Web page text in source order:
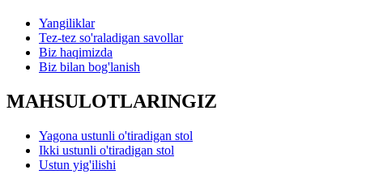
Yangiliklar
Tez-tez so'raladigan savollar
Biz haqimizda
Biz bilan bog'lanish
MAHSULOTLARINGIZ
Yagona ustunli o'tiradigan stol
Ikki ustunli o'tiradigan stol
Ustun yig'ilishi